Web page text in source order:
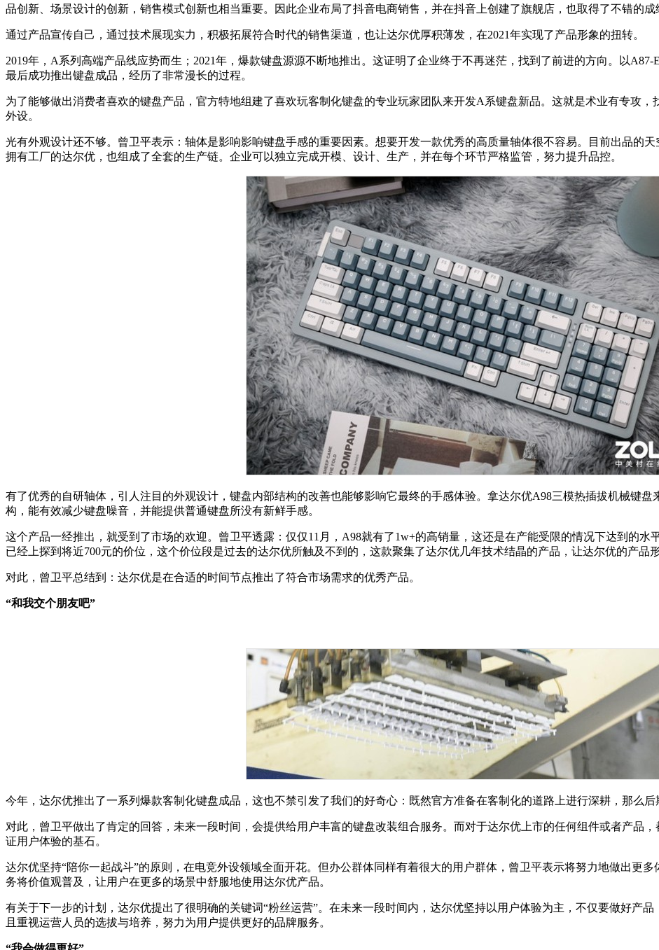
品创新、场景设计的创新，销售模式创新也相当重要。因此企业布局了抖音电商销售，并在抖音上创建了旗舰店，也取得了不错的成
通过产品宣传自己，通过技术展现实力，积极拓展符合时代的销售渠道，也让达尔优厚积薄发，在2021年实现了产品形象的扭转。
2019年，A系列高端产品线应势而生；2021年，爆款键盘源源不断地推出。这证明了企业终于不再迷茫，找到了前进的方向。以A87-
最后成功推出键盘成品，经历了非常漫长的过程。
为了能够做出消费者喜欢的键盘产品，官方特地组建了喜欢玩客制化键盘的专业玩家团队来开发A系键盘新品。这就是术业有专攻
外设。
光有外观设计还不够。曾卫平表示：轴体是影响影响键盘手感的重要因素。想要开发一款优秀的高质量轴体很不容易。目前出品的
拥有工厂的达尔优，也组成了全套的生产链。企业可以独立完成开模、设计、生产，并在每个环节严格监管，努力提升品控。
有了优秀的自研轴体，引人注目的外观设计，键盘内部结构的改善也能够影响它最终的手感体验。拿达尔优A98三模热插拔机械键盘
构，能有效减少键盘噪音，并能提供普通键盘所没有新鲜手感。
这个产品一经推出，就受到了市场的欢迎。曾卫平透露：仅仅11月，A98就有了1w+的高销量，这还是在产能受限的情况下达到的
已经上探到将近700元的价位，这个价位段是过去的达尔优所触及不到的，这款聚集了达尔优几年技术结晶的产品，让达尔优的产品
对此，曾卫平总结到：达尔优是在合适的时间节点推出了符合市场需求的优秀产品。
“和我交个朋友吧”
今年，达尔优推出了一系列爆款客制化键盘成品，这也不禁引发了我们的好奇心：既然官方准备在客制化的道路上进行深耕，那么
对此，曾卫平做出了肯定的回答，未来一段时间，会提供给用户丰富的键盘改装组合服务。而对于达尔优上市的任何组件或者产品
证用户体验的基石。
达尔优坚持“陪你一起战斗”的原则，在电竞外设领域全面开花。但办公群体同样有着很大的用户群体，曾卫平表示将努力地做出更
务将价值观普及，让用户在更多的场景中舒服地使用达尔优产品。
有关于下一步的计划，达尔优提出了很明确的关键词“粉丝运营”。在未来一段时间内，达尔优坚持以用户体验为主，不仅要做好产
且重视运营人员的选拔与培养，努力为用户提供更好的品牌服务。